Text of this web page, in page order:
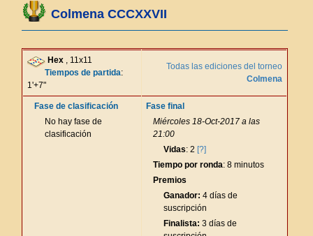
Colmena CCCXXVII
Hex , 11x11
Tiempos de partida:
1'+7"
Todas las ediciones del torneo
Colmena
Fase de clasificación
No hay fase de
clasificación
Fase final
Miércoles 18-Oct-2017 a las
21:00
Vidas: 2 [?]
Tiempo por ronda: 8 minutos
Premios
Ganador: 4 días de
suscripción
Finalista: 3 días de